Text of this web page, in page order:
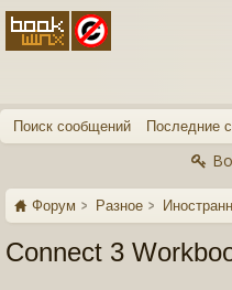
Поиск сообщений Последние
Форум Разное
Connect 3